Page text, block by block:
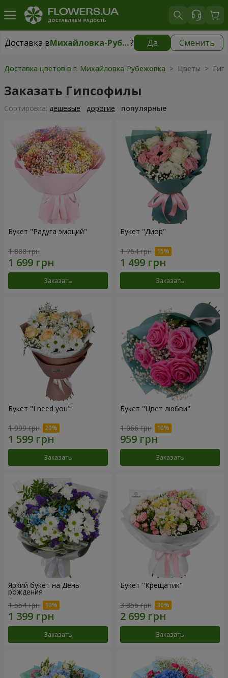
Доставка в Михайловка-Рубежовка? Да Сменить
Доставка вМихайловка-Рубежовка|бесплатно
Доставка цветов в г. Михайловка-Рубежовка > Цветы >
Заказать Гипсофилы
Cортировка: дешевые дорогие популярные
Букет "Радуга эмоций"
1 888 грн
Заказать
Букет "Диор"
1 764 грн
Заказать
Букет "I need you"
1 999 грн
Заказать
Букет "Цвет любви"
1 066 грн
Заказать
Яркий букет на День
рождения
1 554 грн
Заказать
Букет "Крещатик"
3 856 грн
Заказать